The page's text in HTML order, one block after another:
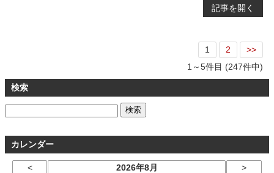
記事を開く
1 2
>>
1～5件目 (247件中)
検索
カレンダー
< 2026年8月
>